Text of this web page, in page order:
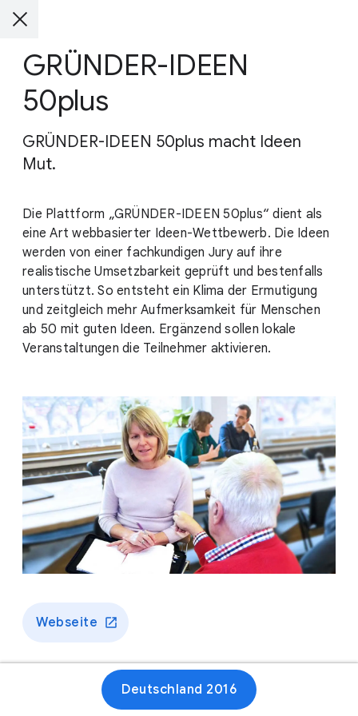
GRÜNDER-IDEEN
50plus
GRÜNDER-IDEEN 50plus macht Ideen
Mut.
Die Plattform „GRÜNDER-IDEEN 50plus“ dient als
eine Art webbasierter Ideen-Wettbewerb. Die Ideen
werden von einer fachkundigen Jury auf ihre
realistische Umsetzbarkeit geprüft und bestenfalls
unterstützt. So entsteht ein Klima der Ermutigung
und zeitgleich mehr Aufmerksamkeit für Menschen
ab 50 mit guten Ideen. Ergänzend sollen lokale
Veranstaltungen die Teilnehmer aktivieren.
Webseite
Deutschland 2016